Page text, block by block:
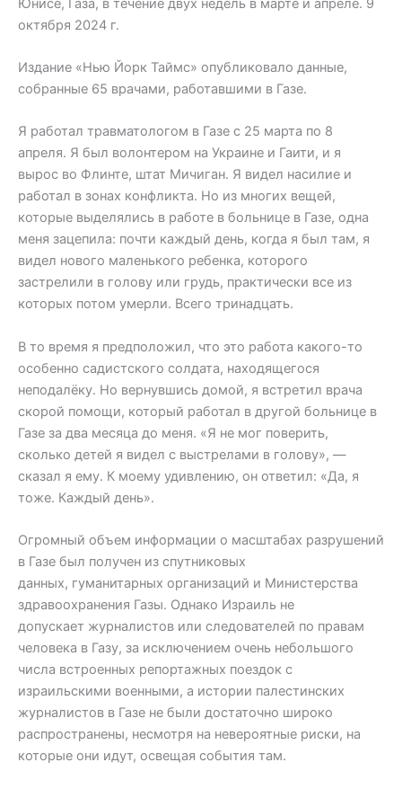
октября 2024 г.
Издание «Нью Йорк Таймс» опубликовало данные,
собранные 65 врачами, работавшими в Газе.
Я работал травматологом в Газе с 25 марта по 8
апреля. Я был волонтером на Украине и Гаити, и я
вырос во Флинте, штат Мичиган. Я видел насилие и
работал в зонах конфликта. Но из многих вещей,
которые выделялись в работе в больнице в Газе, одна
меня зацепила: почти каждый день, когда я был там, я
видел нового маленького ребенка, которого
застрелили в голову или грудь, практически все из
которых потом умерли. Всего тринадцать.
В то время я предположил, что это работа какого-то
особенно садистского солдата, находящегося
неподалёку. Но вернувшись домой, я встретил врача
скорой помощи, который работал в другой больнице в
Газе за два месяца до меня. «Я не мог поверить,
сколько детей я видел с выстрелами в голову», —
сказал я ему. К моему удивлению, он ответил: «Да, я
тоже. Каждый день».
Огромный объем информации о масштабах разрушений
в Газе был получен из спутниковых
данных, гуманитарных организаций и Министерства
здравоохранения Газы. Однако Израиль не
допускает журналистов или следователей по правам
человека в Газу, за исключением очень небольшого
числа встроенных репортажных поездок с
израильскими военными, а истории палестинских
журналистов в Газе не были достаточно широко
распространены, несмотря на невероятные риски, на
которые они идут, освещая события там.